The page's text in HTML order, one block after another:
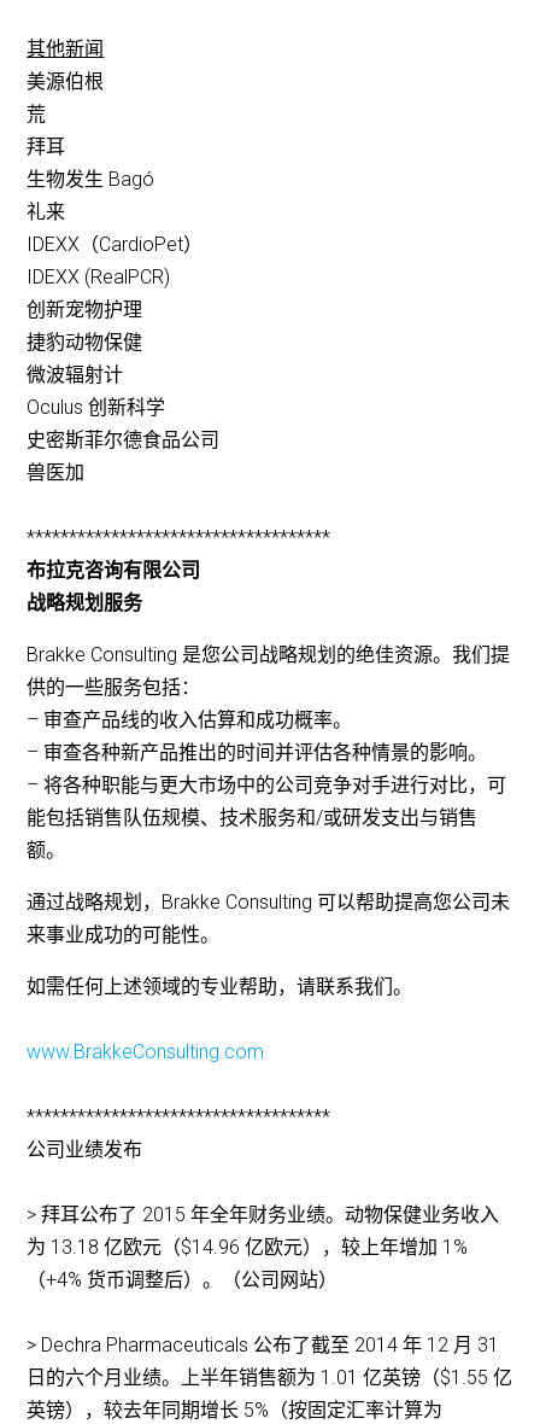
其他新闻
美源伯根
荒
拜耳
生物发生 Bagó
礼来
IDEXX（CardioPet）
IDEXX (RealPCR)
创新宠物护理
捷豹动物保健
微波辐射计
Oculus 创新科学
史密斯菲尔德食品公司
兽医加
************************************
布拉克咨询有限公司
战略规划服务
Brakke Consulting 是您公司战略规划的绝佳资源。我们提
供的一些服务包括：
– 审查产品线的收入估算和成功概率。
– 审查各种新产品推出的时间并评估各种情景的影响。
– 将各种职能与更大市场中的公司竞争对手进行对比，可
能包括销售队伍规模、技术服务和/或研发支出与销售
额。
通过战略规划，Brakke Consulting 可以帮助提高您公司未
来事业成功的可能性。
如需任何上述领域的专业帮助，请联系我们。
www.BrakkeConsulting.com
************************************
公司业绩发布
> 拜耳公布了 2015 年全年财务业绩。动物保健业务收入
为 13.18 亿欧元（$14.96 亿欧元），较上年增加 1%
（+4% 货币调整后）。（公司网站）
> Dechra Pharmaceuticals 公布了截至 2014 年 12 月 31
日的六个月业绩。上半年销售额为 1.01 亿英镑（$1.55 亿
英镑），较去年同期增长 5%（按固定汇率计算为